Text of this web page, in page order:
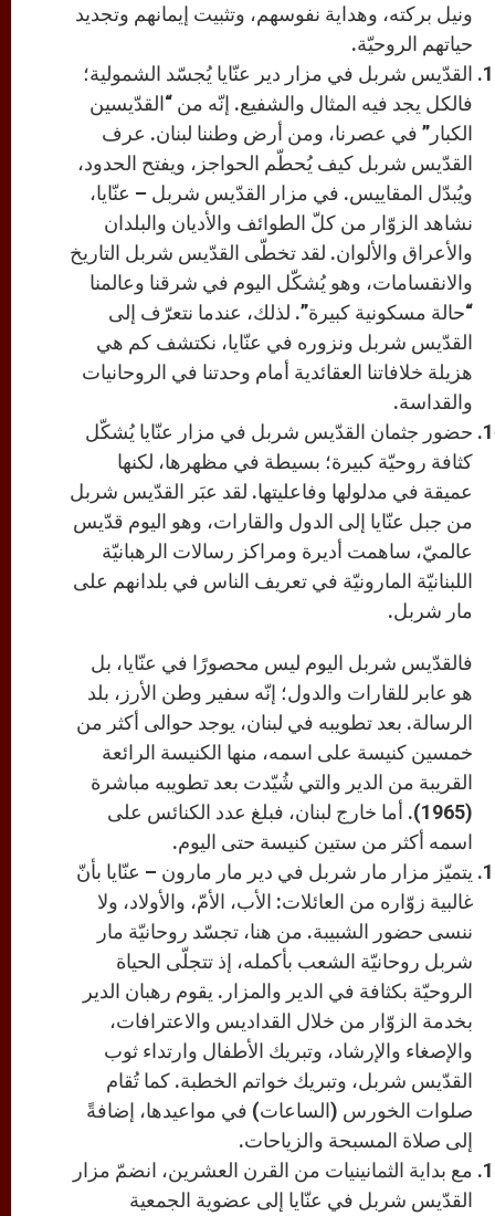
ونيل بركته، وهداية نفوسهم، وتثبيت إيمانهم وتجديد
حياتهم الروحيّة.
القدّيس شربل في مزار دير عنّايا يُجسّد الشمولية؛
فالكل يجد فيه المثال والشفيع. إنّه من “القدّيسين
الكبار” في عصرنا، ومن أرض وطننا لبنان. عرف
القدّيس شربل كيف يُحطّم الحواجز، ويفتح الحدود،
ويُبدّل المقاييس. في مزار القدّيس شربل – عنّايا،
نشاهد الزوّار من كلّ الطوائف والأديان والبلدان
والأعراق والألوان. لقد تخطّى القدّيس شربل التاريخ
والانقسامات، وهو يُشكّل اليوم في شرقنا وعالمنا
“حالة مسكونية كبيرة”. لذلك، عندما نتعرّف إلى
القدّيس شربل ونزوره في عنّايا، نكتشف كم هي
هزيلة خلافاتنا العقائدية أمام وحدتنا في الروحانيات
والقداسة.
حضور جثمان القدّيس شربل في مزار عنّايا يُشكّل
كثافة روحيّة كبيرة؛ بسيطة في مظهرها، لكنها
عميقة في مدلولها وفاعليتها. لقد عبَر القدّيس شربل
من جبل عنّايا إلى الدول والقارات، وهو اليوم قدّيس
عالميّ، ساهمت أديرة ومراكز رسالات الرهبانيّة
اللبنانيّة المارونيّة في تعريف الناس في بلدانهم على
مار شربل.
فالقدّيس شربل اليوم ليس محصورًا في عنّايا، بل
هو عابر للقارات والدول؛ إنّه سفير وطن الأرز، بلد
الرسالة. بعد تطويبه في لبنان، يوجد حوالى أكثر من
خمسين كنيسة على اسمه، منها الكنيسة الرائعة
القريبة من الدير والتي شُيّدت بعد تطويبه مباشرة
(1965). أما خارج لبنان، فبلغ عدد الكنائس على
اسمه أكثر من ستين كنيسة حتى اليوم.
يتميّز مزار مار شربل في دير مار مارون – عنّايا بأنّ
غالبية زوّاره من العائلات: الأب، الأمّ، والأولاد، ولا
ننسى حضور الشبيبة. من هنا، تجسّد روحانيّة مار
شربل روحانيّة الشعب بأكمله، إذ تتجلّى الحياة
الروحيّة بكثافة في الدير والمزار. يقوم رهبان الدير
بخدمة الزوّار من خلال القداديس والاعترافات،
والإصغاء والإرشاد، وتبريك الأطفال وارتداء ثوب
القدّيس شربل، وتبريك خواتم الخطبة. كما تُقام
صلوات الخورس (الساعات) في مواعيدها، إضافةً
إلى صلاة المسبحة والزياحات.
مع بداية الثمانينيات من القرن العشرين، انضمّ مزار
القدّيس شربل في عنّايا إلى عضوية الجمعية